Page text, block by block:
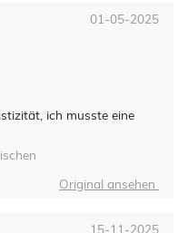
ich musste eine
01-05-2025
Original ansehen
15-11-2025